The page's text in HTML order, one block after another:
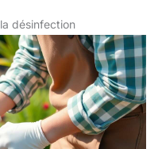
désinfection